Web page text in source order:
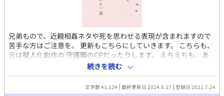
兄弟もので、近親相姦ネタや死を思わせる表現が含まれますので
苦手な方はご注意を。 更新もこちらにしていきます。 こちらも、
元は擬人化創作の 守護職のCPだったりします。 えちえちも、あ
ったりなかったり。 この2人は愛憎が絡まりあってるので なんと
か、仲良しさせたくて 書いてます。 2人とも永遠の20代なので 矛
盾が生じてる様に 思われますが、とりあえず 常若です。 大地（※
２０代半ば）※年齢では無くて見た目年齢です。（ほぼ不死なの
続きを読む
文字数 41,124 最終更新日 2024.6.17 登録日 2021.7.24